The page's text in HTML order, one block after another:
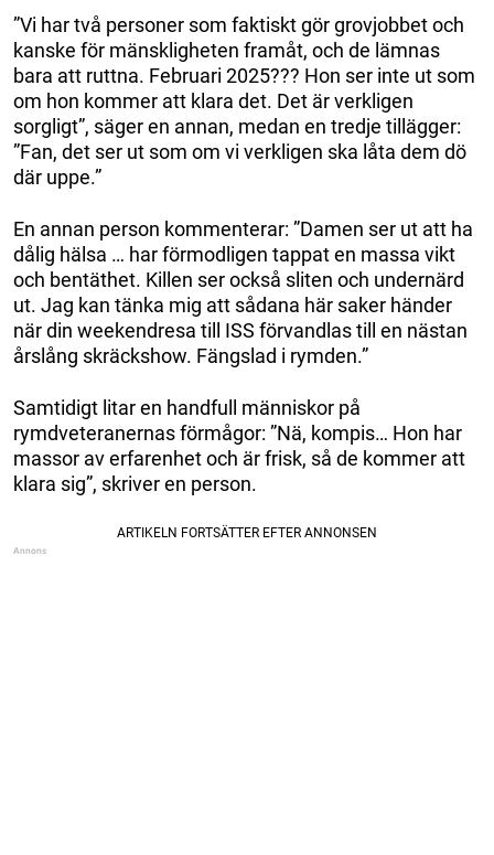
”Vi har två personer som faktiskt gör grovjobbet och
kanske för mänskligheten framåt, och de lämnas
bara att ruttna. Februari 2025??? Hon ser inte ut som
om hon kommer att klara det. Det är verkligen
sorgligt”, säger en annan, medan en tredje tillägger:
”Fan, det ser ut som om vi verkligen ska låta dem dö
där uppe.”
En annan person kommenterar: ”Damen ser ut att ha
dålig hälsa … har förmodligen tappat en massa vikt
och bentäthet. Killen ser också sliten och undernärd
ut. Jag kan tänka mig att sådana här saker händer
när din weekendresa till ISS förvandlas till en nästan
årslång skräckshow. Fängslad i rymden.”
Samtidigt litar en handfull människor på
rymdveteranernas förmågor: ”Nä, kompis… Hon har
massor av erfarenhet och är frisk, så de kommer att
klara sig”, skriver en person.